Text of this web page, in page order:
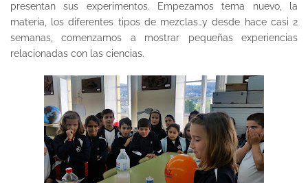
presentan sus experimentos. Empezamos tema nuevo, la
materia, los diferentes tipos de mezclas…y desde hace casi 2
semanas, comenzamos a mostrar pequeñas experiencias
relacionadas con las ciencias.